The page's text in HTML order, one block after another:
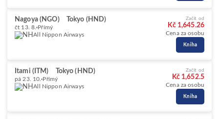
Nagoya (NGO) Tokyo (HND)
čt 13. 8. Přímý
All Nippon Airways
Začít od
Kč 1,645.26
Cena za osobu
Kniha
Itami (ITM) Tokyo (HND)
pá 23. 10. Přímý
All Nippon Airways
Začít od
Kč 1,652.5
Cena za osobu
Kniha